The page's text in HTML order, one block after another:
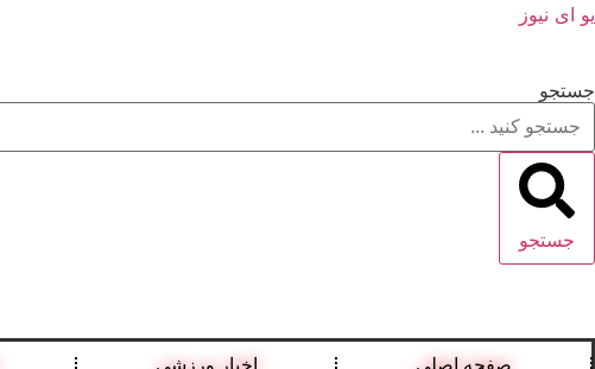
یو ای نیوز
جستجو
جستجو